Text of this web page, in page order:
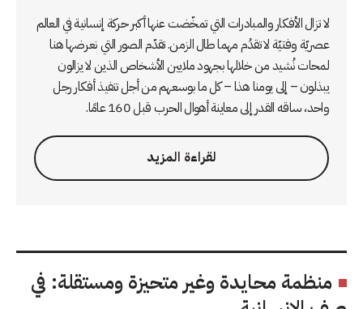
لا تزال الأفكار والمبادرات التي تمخّضت عنها أكبر حركة إنسانية في العالم
عصريّة وفتيّة لا تقدُم مهما طال الزمن. تقدّم الصور التي نعرضها هنا
لمحات نُشيد من خلالها بجهود ملايين الأشخاص الذين لا يزالون
يبذلون – إلى يومنا هذا – كل ما بوسعهم من أجل تنفيذ أفكار رجل
واحد، ساقه القدر إلى معاينة أهوال الحرب قبل 160 عامًا.
لقراءة المزيد
منظمة محايدة وغير متحيزة ومستقلة: في